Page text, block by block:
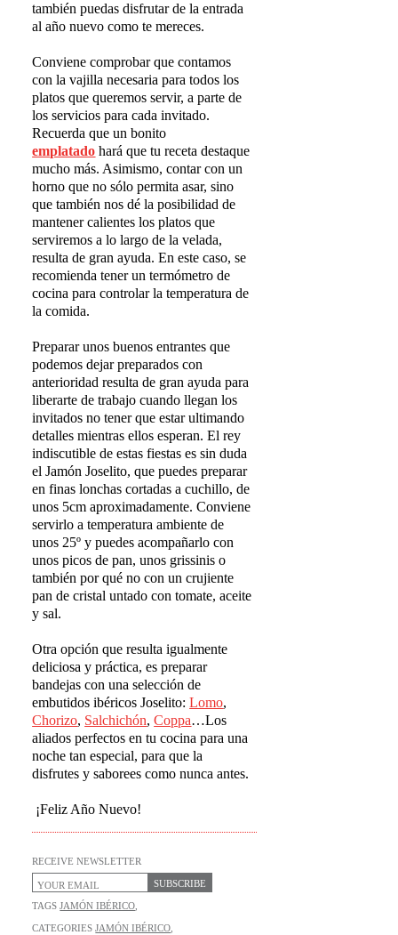
también puedas disfrutar de la entrada
al año nuevo como te mereces.
Conviene comprobar que contamos
con la vajilla necesaria para todos los
platos que queremos servir, a parte de
los servicios para cada invitado.
Recuerda que un bonito
emplatado hará que tu receta destaque
mucho más. Asimismo, contar con un
horno que no sólo permita asar, sino
que también nos dé la posibilidad de
mantener calientes los platos que
serviremos a lo largo de la velada,
resulta de gran ayuda. En este caso, se
recomienda tener un termómetro de
cocina para controlar la temperatura de
la comida.
Preparar unos buenos entrantes que
podemos dejar preparados con
anterioridad resulta de gran ayuda para
liberarte de trabajo cuando llegan los
invitados no tener que estar ultimando
detalles mientras ellos esperan. El rey
indiscutible de estas fiestas es sin duda
el Jamón Joselito, que puedes preparar
en finas lonchas cortadas a cuchillo, de
unos 5cm aproximadamente. Conviene
servirlo a temperatura ambiente de
unos 25º y puedes acompañarlo con
unos picos de pan, unos grissinis o
también por qué no con un crujiente
pan de cristal untado con tomate, aceite
y sal.
Otra opción que resulta igualmente
deliciosa y práctica, es preparar
bandejas con una selección de
embutidos ibéricos Joselito:Lomo,
Chorizo, Salchichón,Coppa…Los
aliados perfectos en tu cocina para una
noche tan especial, para que la
disfrutes y saborees como nunca antes.
¡Feliz Año Nuevo!
RECEIVE NEWSLETTER
SUBSCRIBE
TAGSJAMÓN IBÉRICO,
CATEGORIESJAMÓN IBÉRICO,